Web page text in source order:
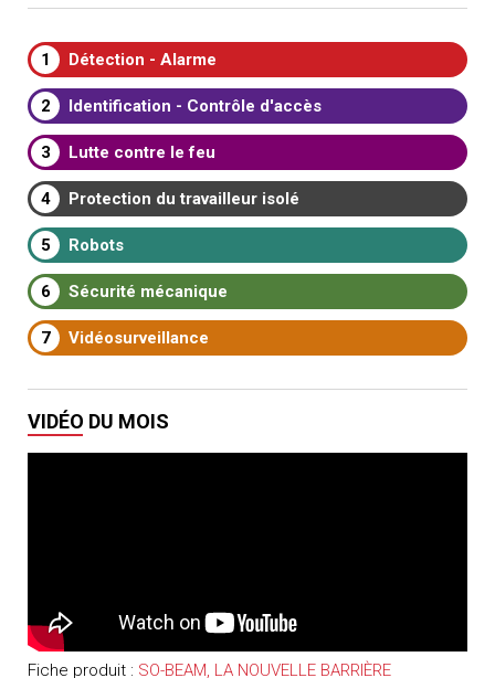
1 Détection - Alarme
2 Identification - Contrôle d'accès
3 Lutte contre le feu
4 Protection du travailleur isolé
5 Robots
6 Sécurité mécanique
7 Vidéosurveillance
VIDÉO DU MOIS
Fiche produit : SO-BEAM, LA NOUVELLE BARRIÈRE